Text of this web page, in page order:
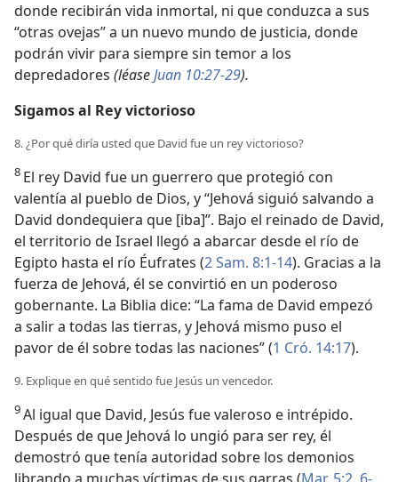
donde recibirán vida inmortal, ni que conduzca a sus
“otras ovejas” a un nuevo mundo de justicia, donde
podrán vivir para siempre sin temor a los
depredadores (léaseJuan 10:27-29).
Sigamos al Rey victorioso
8. ¿Por qué diría usted que David fue un rey victorioso?
8 El rey David fue un guerrero que protegió con
valentía al pueblo de Dios, y “Jehová siguió salvando a
David dondequiera que [iba]”. Bajo el reinado de David,
el territorio de Israel llegó a abarcar desde el río de
Egipto hasta el río Éufrates (2 Sam. 8:1-14). Gracias a la
fuerza de Jehová, él se convirtió en un poderoso
gobernante. La Biblia dice: “La fama de David empezó
a salir a todas las tierras, y Jehová mismo puso el
pavor de él sobre todas las naciones” (1 Cró. 14:17).
9. Explique en qué sentido fue Jesús un vencedor.
9Al igual que David, Jesús fue valeroso e intrépido.
Después de que Jehová lo ungió para ser rey, él
demostró que tenía autoridad sobre los demonios